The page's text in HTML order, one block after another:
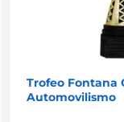
Trofeo Fontana
Automovilismo